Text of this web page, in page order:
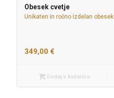
Obesek cvetje
Unikaten in ročno izdelan obesek.
349,00 €
Dodaj v košarico